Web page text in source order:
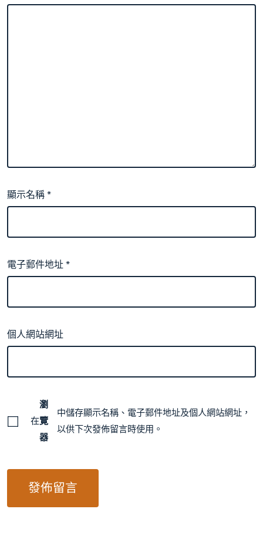
顯示名稱*
電子郵件地址*
個人網站網址
在
瀏
覽
器
中儲存顯示名稱、電子郵件地址及個人網站網址，
以供下次發佈留言時使用。